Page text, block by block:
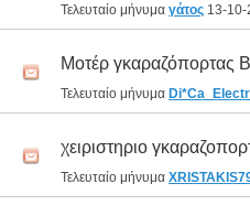
Τελευταίο μήνυμα γάτος 13-10-
Μοτέρ γκαραζόπορτας
Τελευταίο μήνυμα
χειριστηριο
Τελευταίο μήνυμα